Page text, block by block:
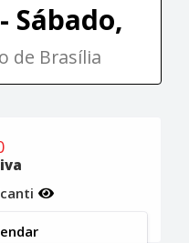
Sábado,
de Brasília